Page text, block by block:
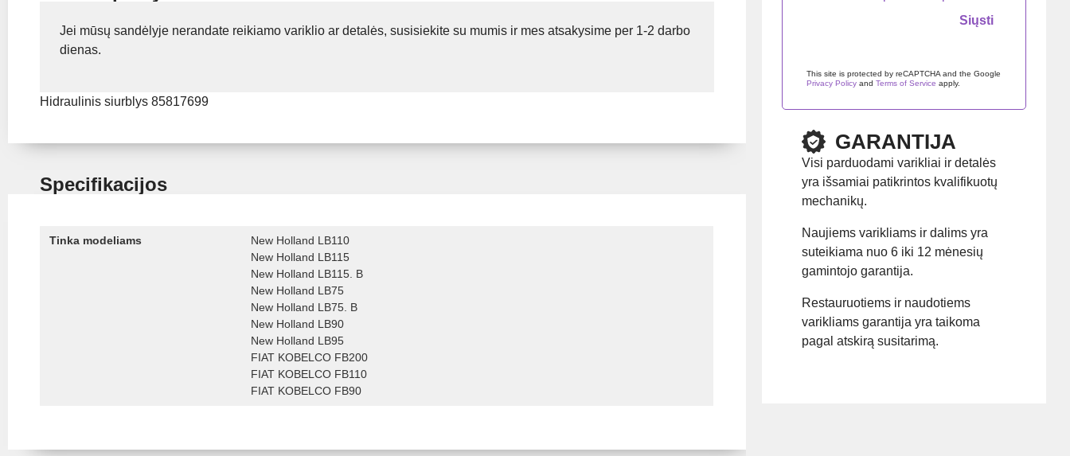
Jei mūsų sandėlyje nerandate reikiamo variklio ar detalės, susisiekite su mumis ir mes atsakysime per 1-2 darbo
dienas.
Hidraulinis siurblys 85817699
Specifikacijos
Tinka modeliams
New Holland LB110
New Holland LB115
New Holland LB115. B
New Holland LB75
New Holland LB75. B
New Holland LB90
New Holland LB95
FIAT KOBELCO FB200
FIAT KOBELCO FB110
FIAT KOBELCO FB90
This site is protected by reCAPTCHA and the Google
Privacy Policyand Terms of Service apply.
GARANTIJA
Visi parduodami varikliai ir detalės
yra išsamiai patikrintos kvalifikuotų
mechanikų.
Naujiems varikliams ir dalims yra
suteikiama nuo 6 iki 12 mėnesių
gamintojo garantija.
Restauruotiems ir naudotiems
varikliams garantija yra taikoma
pagal atskirą susitarimą.